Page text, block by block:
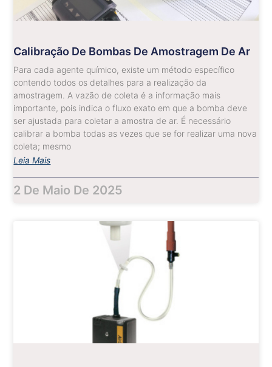
Calibração De Bombas De Amostragem De Ar
Para cada agente químico, existe um método específico
contendo todos os detalhes para a realização da
amostragem. A vazão de coleta é a informação mais
importante, pois indica o fluxo exato em que a bomba deve
ser ajustada para coletar a amostra de ar. É necessário
calibrar a bomba todas as vezes que se for realizar uma nova
coleta; mesmo
Leia Mais
2 De Maio De 2025